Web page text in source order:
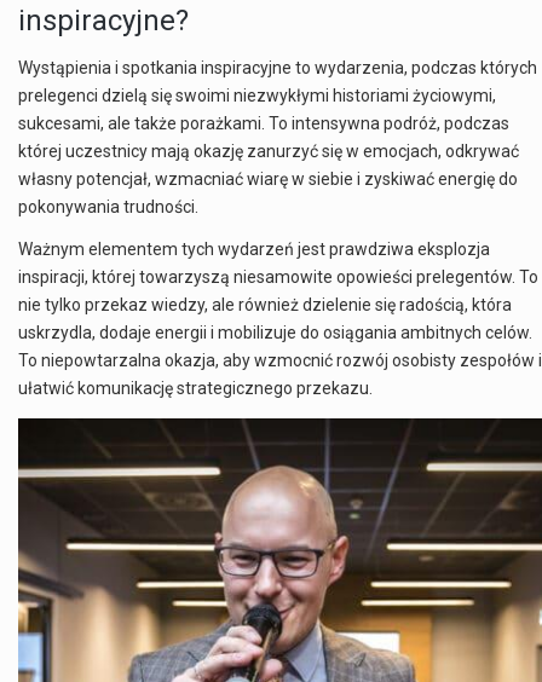
inspiracyjne?
Wystąpienia i spotkania inspiracyjne to wydarzenia, podczas których
prelegenci dzielą się swoimi niezwykłymi historiami życiowymi,
sukcesami, ale także porażkami. To intensywna podróż, podczas
której uczestnicy mają okazję zanurzyć się w emocjach, odkrywać
własny potencjał, wzmacniać wiarę w siebie i zyskiwać energię do
pokonywania trudności.
Ważnym elementem tych wydarzeń jest prawdziwa eksplozja
inspiracji, której towarzyszą niesamowite opowieści prelegentów. To
nie tylko przekaz wiedzy, ale również dzielenie się radością, która
uskrzydla, dodaje energii i mobilizuje do osiągania ambitnych celów.
To niepowtarzalna okazja, aby wzmocnić rozwój osobisty zespołów i
ułatwić komunikację strategicznego przekazu.